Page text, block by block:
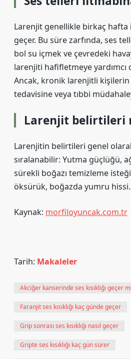
Larenjit genellikle birkaç
geçer. Bu süre zarfında, ses
bol su içmek ve çevredeki
larenjiti hafifletmeye yardımcı
Ancak, kronik larenjitli
tedavisine veya tıbbi
Larenjit belirtileri
Larenjitin belirtileri genel
sıralanabilir: Yutma güçlüğü,
sürekli boğazı temizleme
öksürük, boğazda yumru hissi.
Kaynak: morfiloyuncak.com.tr
Tarih: Makaleler
Akciğer kanserinde ses kısıklığı geçer mi
Faranjit ses kısıklığı kaç günde geçer
Grip sonrası ses kısıklığı nasıl geçer
Gripte ses kısıklığı kaç gün sürer